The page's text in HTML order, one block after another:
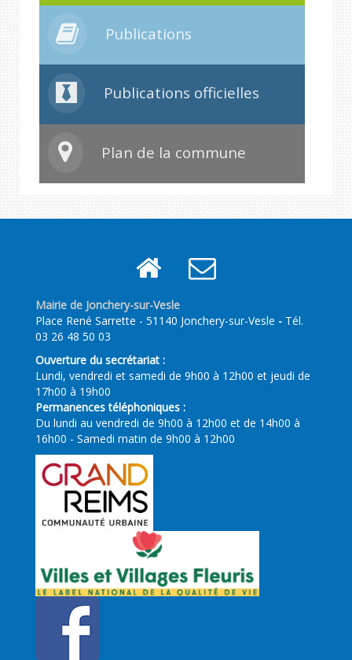
Publications
Publications officielles
Plan de la commune
Mairie de Jonchery-sur-Vesle
Place René Sarrette - 51140 Jonchery-sur-Vesle - Tél.
03 26 48 50 03
Ouverture du secrétariat :
Lundi, vendredi et samedi de 9h00 à 12h00 et jeudi de
17h00 à 19h00
Permanences téléphoniques :
Du lundi au vendredi de 9h00 à 12h00 et de 14h00 à
16h00 - Samedi matin de 9h00 à 12h00